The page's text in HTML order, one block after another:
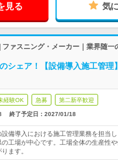
見る 気
ァスニング・メーカー｜業界随一
のシェア！【設備導入施工管
経験OK 急募 第二新卒歓迎
終了予定日： 2027/01/18
設備導入における施工管理業務を担当
の工場が中心です。工場全体の生産性
ます。